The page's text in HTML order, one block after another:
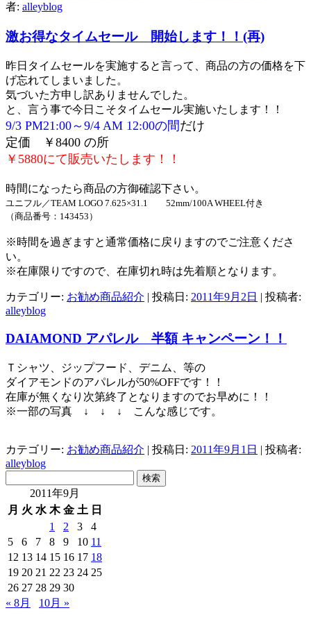
者: alleyblog
激お得なタイムセール 開始します！！(再)
昨日タイムセールを実施すると言って、商品の方の価格を下
げ忘れてしまいました。
気づいた方申し訳ありませんでした。
と、言う事で今日こそタイムセール実施いたします！！
9/3 PM21:00～9/4 AM 12:00の間だけ
定価 ￥8400 の所
￥5880にて販売いたします！！
時間になったら商品の方御確認下さい。
ユニフル／TEAM LOGO 7.625×31.1 52mm/100A WHEEL付き
（商品番号：143453）
※時間を過ぎますと通常価格に戻りますのでご注意くださ
い。
※在庫限りですので、在庫切れ時は先着順となります。
カテゴリー: お勧め商品紹介 | 投稿日: 2011年9月2日 | 投稿者:
alleyblog
DAIAMOND アパレル 半額 キャンペーン！！
Ｔシャツ、ジップフード、デニム、等の
ダイアモンドのアパレルが50%OFFです！！
在庫が無くなり次第終了となりますのでお早めに！！
※一部の写真 ↓ ↓ ↓ こんな感じです。
カテゴリー: お勧め商品紹介 | 投稿日: 2011年9月1日 | 投稿者:
alleyblog
2011年9月
月 火 水 木 金 土 日
1
2 3
4
5
6 7 8 9 10 11
12 13 14 15 16 17 18
19 20 21 22 23 24 25
26 27 28 29 30
« 8月
10月 »